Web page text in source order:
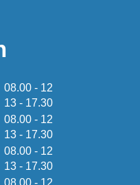
08.00 tot
- 12
13 tot
- 17.30
08.00 tot
- 12
13 tot
- 17.30
08.00 tot
- 12
13 tot
- 17.30
08.00 tot
- 12